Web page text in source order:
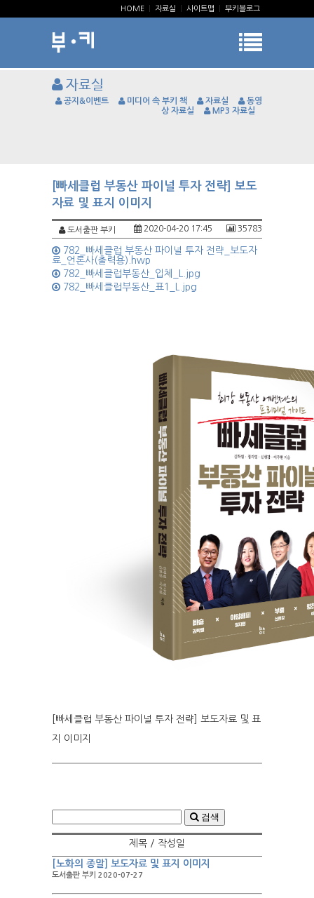
HOME 자료실 사이트맵 부키블로그
자료실
공지&이벤트 미디어 속 부키 책 자료실
동영
상 자료실
MP3 자료실
[빠세클럽 부동산 파이널 투자 전략] 보도
자료 및 표지 이미지
도서출판 부키 35783
2020-04-20 17:45
782_빠세클럽 부동산 파이널 투자 전략_보도자
료_언론사(출력용).hwp
782_빠세클럽부동산_입체_L.jpg
782_빠세클럽부동산_표1_L.jpg
[빠세클럽 부동산 파이널 투자 전략] 보도자료 및 표
지 이미지
검색
제목 / 작성일
[노화의 종말] 보도자료 및 표지 이미지
도서출판 부키 2020-07-27